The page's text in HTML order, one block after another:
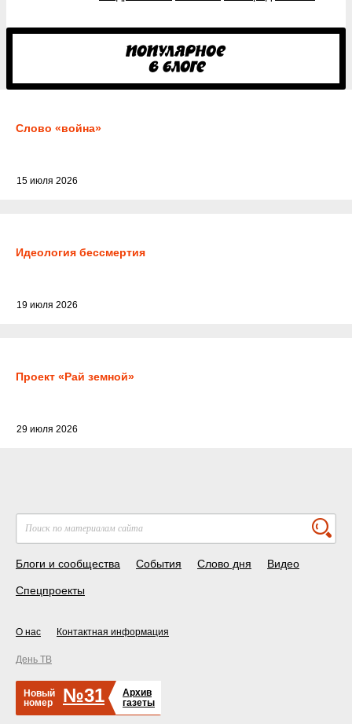
Слово «война»
15 июля 2026
Идеология бессмертия
19 июля 2026
Проект «Рай земной»
29 июля 2026
Блоги и сообщества События Слово дня Видео
Спецпроекты
О нас Контактная информация
День ТВ
Новый
номер
№31
Архив
газеты